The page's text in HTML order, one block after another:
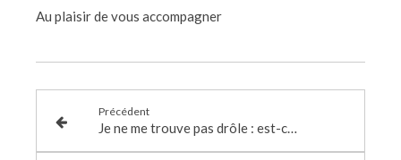
Au plaisir de vous accompagner
Précédent
Je ne me trouve pas drôle : est-ce que ça s’apprend ?